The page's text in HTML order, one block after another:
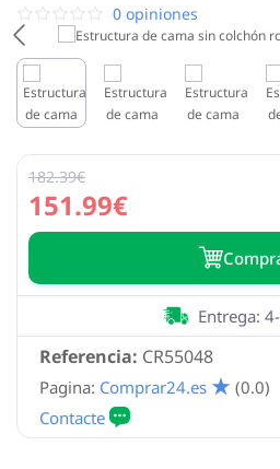
0 opiniones
151.99€
182.39€
Referencia: CR55048
Entrega:
Pagina: Comprar24.es (0.0)